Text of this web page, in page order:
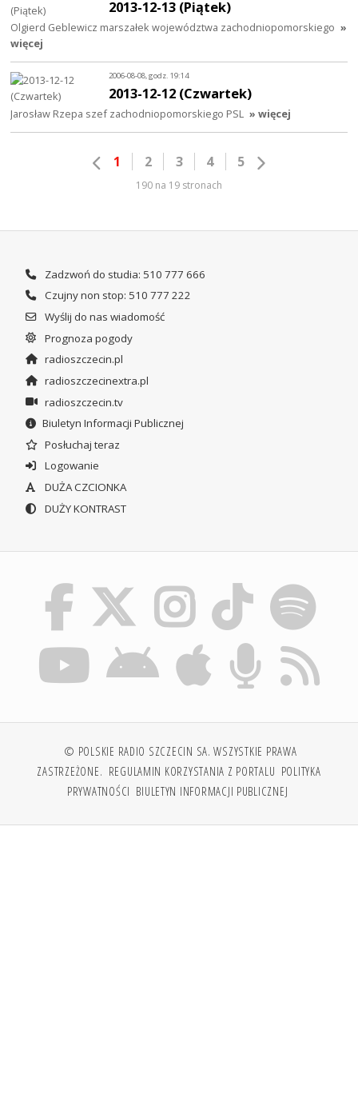
2013-12-13 (Piątek)
Olgierd Geblewicz marszałek województwa zachodniopomorskiego »
więcej
2006-08-08, godz. 19:14
2013-12-12 (Czwartek)
Jarosław Rzepa szef zachodniopomorskiego PSL » więcej
1 2 3 4 5
190 na 19 stronach
Zadzwoń do studia: 510 777 666
Czujny non stop: 510 777 222
Wyślij do nas wiadomość
Prognoza pogody
radioszczecin.pl
radioszczecinextra.pl
radioszczecin.tv
Biuletyn Informacji Publicznej
Posłuchaj teraz
Logowanie
DUŻA CZCIONKA
DUŻY KONTRAST
© POLSKIE RADIO SZCZECIN SA. WSZYSTKIE PRAWA
ZASTRZEŻONE. REGULAMIN KORZYSTANIA Z PORTALU POLITYKA
PRYWATNOŚCI BIULETYN INFORMACJI PUBLICZNEJ